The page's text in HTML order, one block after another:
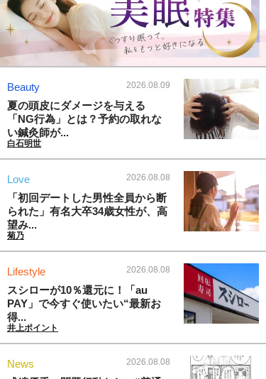
Beauty 2026.08.09
夏の頭皮にダメージを与える
「NG行為」とは？予約の取れな
い鍼灸師が...
白石明世
Love 2026.08.08
「初回デートした男性全員から断
られた」有名大卒34歳女性が、高
望み...
菊乃
Lifestyle 2026.08.08
スシローが10％還元に！「au
PAY」で今すぐ使いたい“最新お
得...
井上ポイント
News 2026.08.08